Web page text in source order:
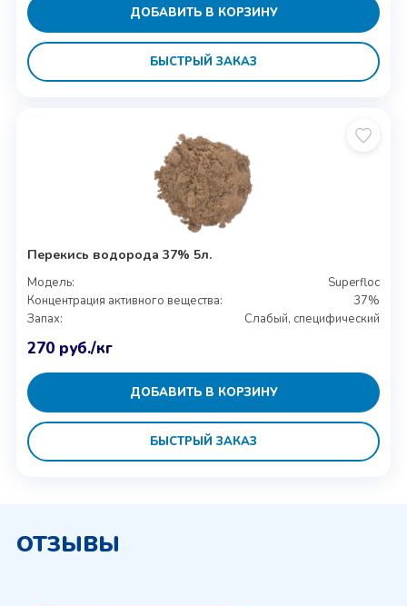
ДОБАВИТЬ В КОРЗИНУ
БЫСТРЫЙ ЗАКАЗ
Перекись водорода 37% 5л.
Модель:
Superfloc
Концентрация активного вещества:
37%
Запах:
Слабый, специфический
270 руб./кг
ДОБАВИТЬ В КОРЗИНУ
БЫСТРЫЙ ЗАКАЗ
ОТЗЫВЫ